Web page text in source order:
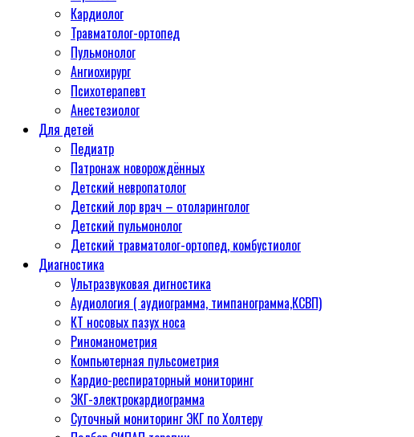
Кардиолог
Травматолог-ортопед
Пульмонолог
Ангиохирург
Психотерапевт
Aнестезиолог
Для детей
Педиатр
Патронаж новорождённых
Детский невропатолог
Детский лор врач – отоларинголог
Детский пульмонолог
Детский травматолог-ортопед, комбустиолог
Диагностика
Ультразвуковая дигностика
Аудиология ( аудиограмма, тимпанограмма,КСВП)
КТ носовых пазух носа
Риноманометрия
Компьютерная пульсометрия
Кардио-респираторный мониторинг
ЭКГ-электрокардиограмма
Суточный мониторинг ЭКГ по Холтеру